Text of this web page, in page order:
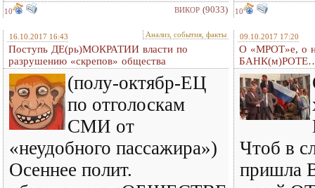
10 ВИКОР (9033) 10
16.10.2017 16:43 Анализ, события, факты
Поступь ДЕ(рь)МОКРАТИИ власти по
разрушению «скрепов» общества
(полу-октябр-ЕЦ
по отголоскам
СМИ от
«неудобного пассажира»)
Осеннее полит.
09.10.2017 17:20
О «МРОТ»е, о
Чтоб в
пришла